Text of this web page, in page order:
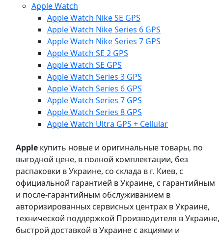
Apple Watch
Apple Watch Nike SE GPS
Apple Watch Nike Series 6 GPS
Apple Watch Nike Series 7 GPS
Apple Watch SE 2 GPS
Apple Watch SE GPS
Apple Watch Series 3 GPS
Apple Watch Series 6 GPS
Apple Watch Series 7 GPS
Apple Watch Series 8 GPS
Apple Watch Ultra GPS + Cellular
Apple купить новые и оригинальные товары, по
выгодной цене, в полной комплектации, без
распаковки в Украине, со склада в г. Киев, с
официальной гарантией в Украине, с гарантийным
и после-гарантийным обслуживанием в
авторизированных сервисных центрах в Украине,
технической поддержкой Производителя в Украине,
быстрой доставкой в Украине с акциями и